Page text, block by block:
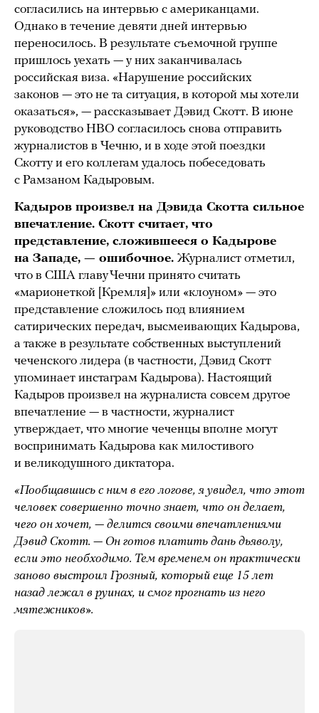
согласились на интервью с американцами.
Однако в течение девяти дней интервью
переносилось. В результате съемочной группе
пришлось уехать — у них заканчивалась
российская виза. «Нарушение российских
законов — это не та ситуация, в которой мы хотели
оказаться», — рассказывает Дэвид Скотт. В июне
руководство HBO согласилось снова отправить
журналистов в Чечню, и в ходе этой поездки
Скотту и его коллегам удалось побеседовать
с Рамзаном Кадыровым.
Кадыров произвел на Дэвида Скотта сильное
впечатление. Скотт считает, что
представление, сложившееся о Кадырове
на Западе, — ошибочное. Журналист отметил,
что в США главу Чечни принято считать
«марионеткой [Кремля]» или «клоуном» — это
представление сложилось под влиянием
сатирических передач, высмеивающих Кадырова,
а также в результате собственных выступлений
чеченского лидера (в частности, Дэвид Скотт
упоминает инстаграм Кадырова). Настоящий
Кадыров произвел на журналиста совсем другое
впечатление — в частности, журналист
утверждает, что многие чеченцы вполне могут
воспринимать Кадырова как милостивого
и великодушного диктатора.
«Пообщавшись с ним в его логове, я увидел, что этот
человек совершенно точно знает, что он делает,
чего он хочет, — делится своими впечатлениями
Дэвид Скотт. — Он готов платить дань дьяволу,
если это необходимо. Тем временем он практически
заново выстроил Грозный, который еще 15 лет
назад лежал в руинах, и смог прогнать из него
мятежников».